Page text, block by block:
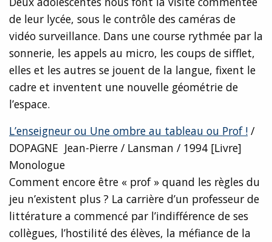
de leur lycée, sous le contrôle des caméras de
vidéo surveillance. Dans une course rythmée par la
sonnerie, les appels au micro, les coups de sifflet,
elles et les autres se jouent de la langue, fixent le
cadre et inventent une nouvelle géométrie de
l’espace.
L’enseigneur ou Une ombre au tableau ou Prof ! /
DOPAGNE Jean-Pierre / Lansman / 1994 [Livre]
Monologue
Comment encore être « prof » quand les règles du
jeu n’existent plus ? La carrière d’un professeur de
littérature a commencé par l’indifférence de ses
collègues, l’hostilité des élèves, la méfiance de la